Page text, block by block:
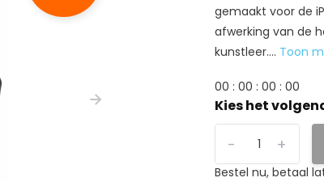
gemaakt voor de
afwerking van de
kunstleer.... Toon
00 :00 :00 :00
Kies het
+
-
Bestel nu, betaal